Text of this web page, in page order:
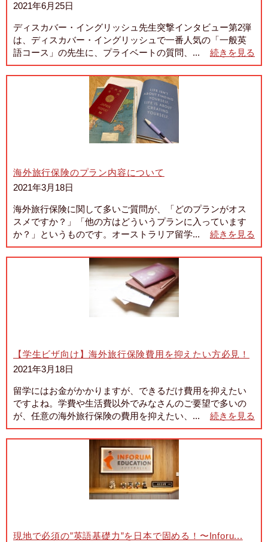
2021年6月25日
ディスカバー・イングリッシュ先生突撃インタビュー第2弾
は、ディスカバー・イングリッシュで一番人気の「一般英
語コース」の先生に、プライベートの質問、...
続きを見る
海外旅行保険のプラン内容について
2021年3月18日
海外旅行保険に関して多いご質問が、「どのプランがオス
スメですか？」「他の方はどういうプランに入っています
か？」というものです。オーストラリア留学...
続きを見る
【学生ビザ向け】海外旅行保険費用を抑えたい方必見！
2021年3月18日
留学にはお金がかかりますが、できるだけ費用を抑えたい
ですよね。学費や生活費以外でみなさんのご要望で多いの
が、任意の海外旅行保険の費用を抑えたい、...
続きを見る
現地で必須の”英語基礎力”を日本で固める！〜Inforu...